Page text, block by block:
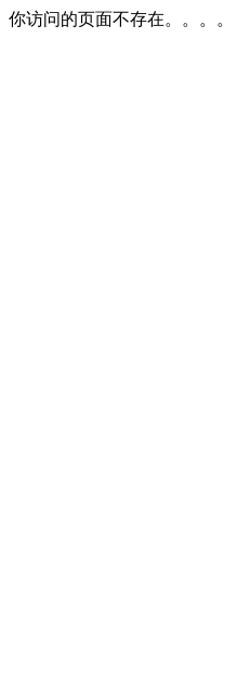
你访问的页面不存在。。。。